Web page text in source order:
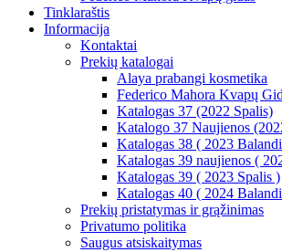
Tinklaraštis
Informacija
Kontaktai
Prekių katalogai
Alaya prabangi kosmetika
Federico Mahora Kvapų
Katalogas 37 (2022 Spalis)
Katalogo 37 Naujienos
Katalogas 38 ( 2023
Katalogas 39 naujienos (
Katalogas 39 ( 2023 Spalis )
Katalogas 40 ( 2024
Prekių pristatymas ir grąžinimas
Privatumo politika
Saugus atsiskaitymas